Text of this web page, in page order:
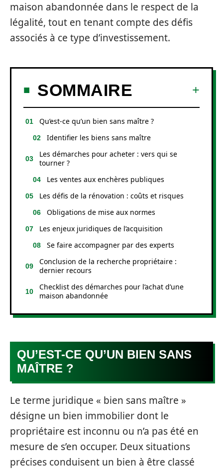
maison abandonnée dans le respect de la
légalité, tout en tenant compte des défis
associés à ce type d’investissement.
SOMMAIRE
Qu’est-ce qu’un bien sans maître ?
Identifier les biens sans maître
Les démarches pour acheter : vers qui se
tourner ?
Les ventes aux enchères publiques
Les défis de la rénovation : coûts et risques
Obligations de mise aux normes
Les enjeux juridiques de l’acquisition
Se faire accompagner par des experts
Conclusion de la recherche propriétaire :
dernier recours
Checklist des démarches pour l’achat d’une
maison abandonnée
QU’EST-CE QU’UN BIEN SANS
MAÎTRE ?
Le terme juridique « bien sans maître »
désigne un bien immobilier dont le
propriétaire est inconnu ou n’a pas été en
mesure de s’en occuper. Deux situations
précises conduisent un bien à être classé